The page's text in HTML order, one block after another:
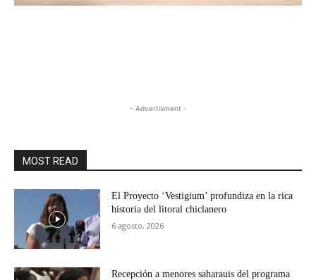
- Advertisment -
MOST READ
El Proyecto ‘Vestigium’ profundiza en la rica
historia del litoral chiclanero
6 agosto, 2026
Recepción a menores saharauis del programa